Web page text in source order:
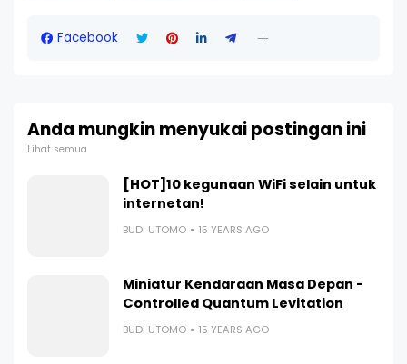
Facebook
Anda mungkin menyukai postingan ini
Lihat semua
[HOT]10 kegunaan WiFi selain untuk
internetan!
BUDI UTOMO 15 YEARS AGO
Miniatur Kendaraan Masa Depan -
Controlled Quantum Levitation
BUDI UTOMO 15 YEARS AGO